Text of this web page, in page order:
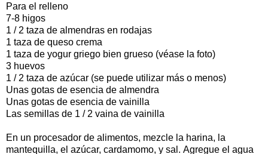
Para el relleno
7-8 higos
1 / 2 taza de almendras en rodajas
1 taza de queso crema
1 taza de yogur griego bien grueso (véase la foto)
3 huevos
1 / 2 taza de azúcar (se puede utilizar más o menos)
Unas gotas de esencia de almendra
Unas gotas de esencia de vainilla
Las semillas de 1 / 2 vaina de vainilla
En un procesador de alimentos, mezcle la harina, la
mantequilla, el azúcar, cardamomo, y sal. Agregue el agua